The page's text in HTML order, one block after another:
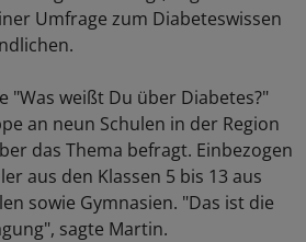
Umfrage zum Diabeteswissen
"Was weißt Du über Diabetes?"
an neun Schulen in der Region
das Thema befragt. Einbezogen
aus den Klassen 5 bis 13 aus
sowie Gymnasien. "Das ist die
sagte Martin.